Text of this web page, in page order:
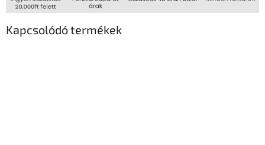
Kapcsolódó termékek